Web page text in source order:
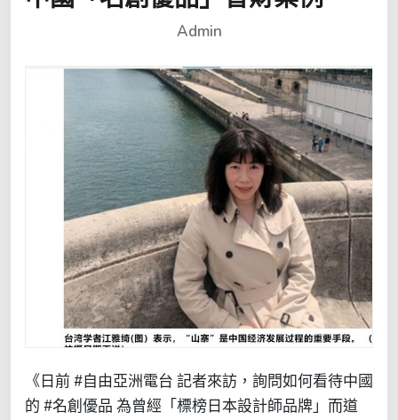
Admin
《日前 #自由亞洲電台 記者來訪，詢問如何看待中國
的 #名創優品 為曾經「標榜日本設計師品牌」而道